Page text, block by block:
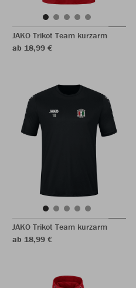
JAKO Trikot Team kurzarm
ab 18,99 €
JAKO Trikot Team kurzarm
ab 18,99 €